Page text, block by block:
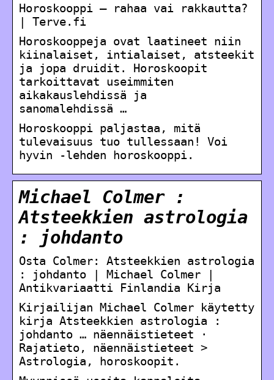
Horoskooppi – rahaa vai rakkautta?
| Terve.fi
Horoskooppeja ovat laatineet niin
kiinalaiset, intialaiset, atsteekit
ja jopa druidit. Horoskoopit
tarkoittavat useimmiten
aikakauslehdissä ja
sanomalehdissä …
Horoskooppi paljastaa, mitä
tulevaisuus tuo tullessaan! Voi
hyvin -lehden horoskooppi.
Michael Colmer :
Atsteekkien astrologia
: johdanto
Osta Colmer: Atsteekkien astrologia
: johdanto | Michael Colmer |
Antikvariaatti Finlandia Kirja
Kirjailijan Michael Colmer käytetty
kirja Atsteekkien astrologia :
johdanto … näennäistieteet ·
Rajatieto, näennäistieteet >
Astrologia, horoskoopit.